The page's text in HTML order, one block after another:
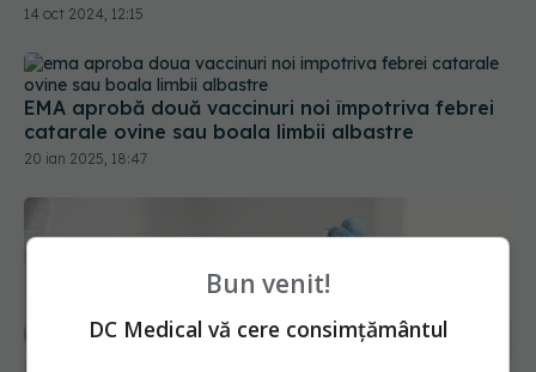
14 oct 2024, 12:15
EMA aprobă două vaccinuri noi împotriva febrei
catarale ovine sau boala limbii albastre
20 ian 2025, 18:47
Bun venit!
DC Medical vă cere consimțământul